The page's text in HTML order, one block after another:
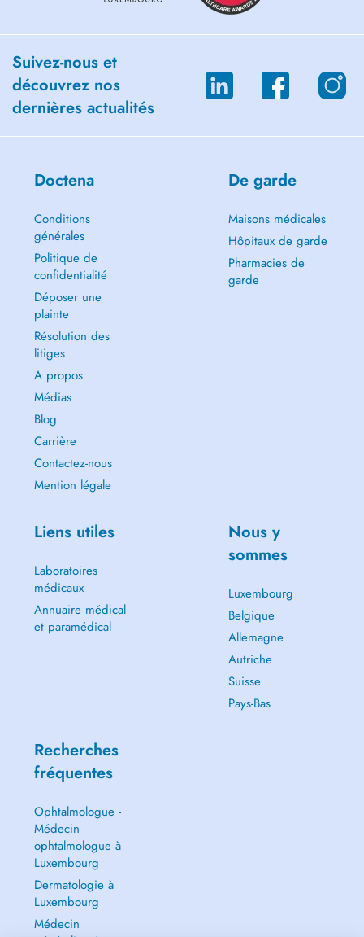
Suivez-nous et
découvrez nos
dernières actualités
Doctena
Conditions
générales
Politique de
confidentialité
Déposer une
plainte
Résolution des
litiges
A propos
Médias
Blog
Carrière
Contactez-nous
Mention légale
De garde
Maisons médicales
Hôpitaux de garde
Pharmacies de
garde
Liens utiles
Laboratoires
médicaux
Annuaire médical
et paramédical
Nous y
sommes
Luxembourg
Belgique
Allemagne
Autriche
Suisse
Pays-Bas
Recherches
fréquentes
Ophtalmologue -
Médecin
ophtalmologue à
Luxembourg
Dermatologie à
Luxembourg
Médecin